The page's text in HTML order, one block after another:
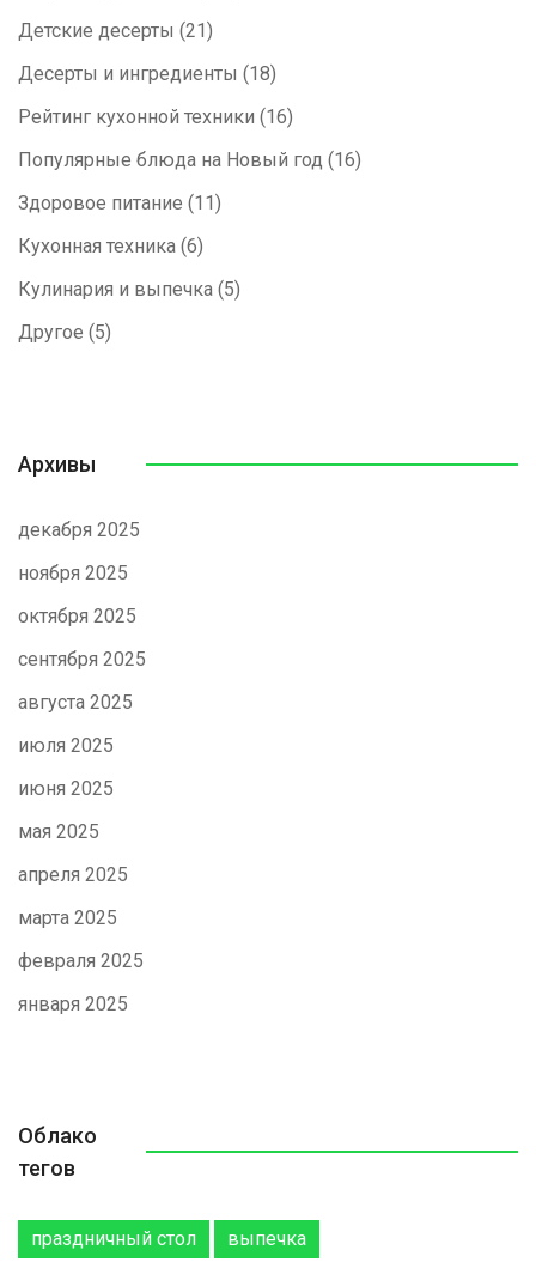
Детские десерты (21)
Десерты и ингредиенты (18)
Рейтинг кухонной техники (16)
Популярные блюда на Новый год (16)
Здоровое питание (11)
Кухонная техника (6)
Кулинария и выпечка (5)
Другое (5)
Архивы
декабря 2025
ноября 2025
октября 2025
сентября 2025
августа 2025
июля 2025
июня 2025
мая 2025
апреля 2025
марта 2025
февраля 2025
января 2025
Облако
тегов
праздничный стол выпечка